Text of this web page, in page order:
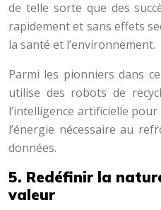
de telle sorte que des
rapidement et sans effets
la santé et l’environnement.
Parmi les pionniers dans
utilise des robots de
l’intelligence artificielle pour
l’énergie nécessaire au
données.
5. Redéfinir la
valeur